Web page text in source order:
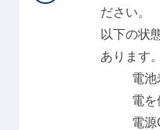
ださい。
以下の状
あります。
電
電を
電